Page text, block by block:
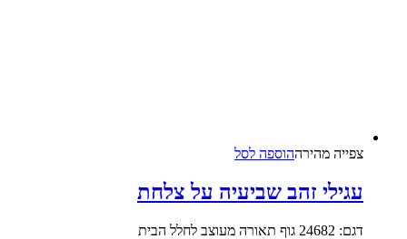
צפייה‬ ‫מהירה‬הוספה לסל
עגילי זהב שביעיה על צלחת
דגם: 24682 גוף תאורה מעוצב לחלל הבית